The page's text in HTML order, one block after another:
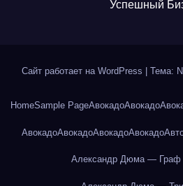
Успешный
Сайт работает на WordPress Тема:
HomeSample PageАвокадоАвокадо
АвокадоАвокадоАвокадоАвокадо
Александр Дюма — Граф